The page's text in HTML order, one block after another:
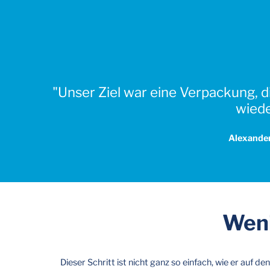
"Unser Ziel war eine Verpackung,
Dieser Schritt ist nicht ganz so einfach, wie er auf